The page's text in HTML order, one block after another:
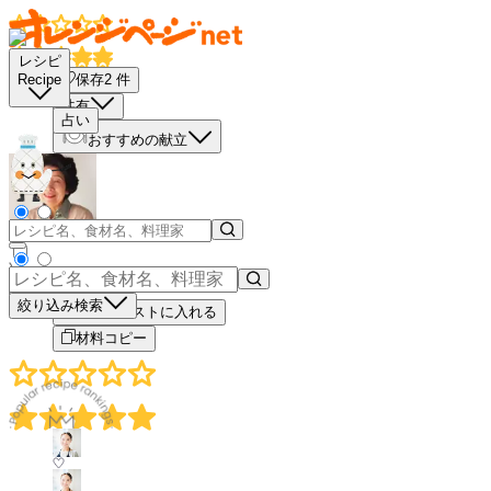
レシピ
Recipe
占い
絞り込み検索
保存2 件
共有
おすすめの献立
－
＋
買い物リストに入れる
材料コピー